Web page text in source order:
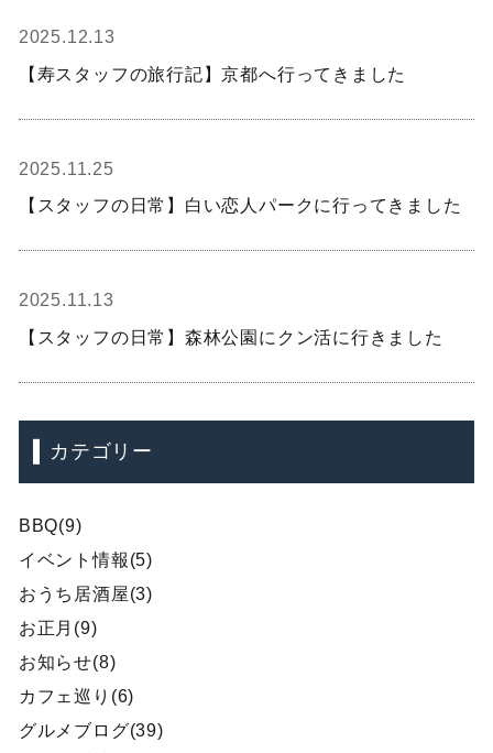
2025.12.13
【寿スタッフの旅行記】京都へ行ってきました
2025.11.25
【スタッフの日常】白い恋人パークに行ってきました
2025.11.13
【スタッフの日常】森林公園にクン活に行きました
カテゴリー
BBQ(9)
イベント情報(5)
おうち居酒屋(3)
お正月(9)
お知らせ(8)
カフェ巡り(6)
グルメブログ(39)